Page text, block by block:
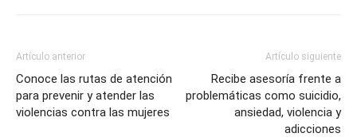
Artículo anterior
Conoce las rutas de atención
para prevenir y atender las
violencias contra las mujeres
Artículo siguiente
Recibe asesoría frente a
problemáticas como suicidio,
ansiedad, violencia y
adicciones